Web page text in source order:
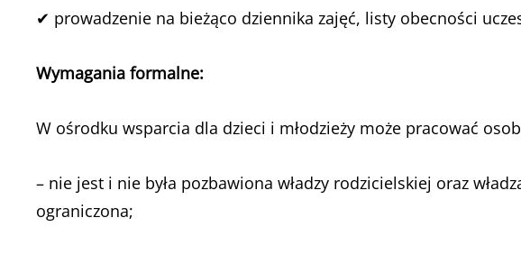
✔ prowadzenie na bieżąco dziennika zajęć, listy obecności
Wymagania formalne:
W ośrodku wsparcia dla dzieci i młodzieży może pracować
– nie jest i nie była pozbawiona władzy rodzicielskiej oraz
ograniczona;